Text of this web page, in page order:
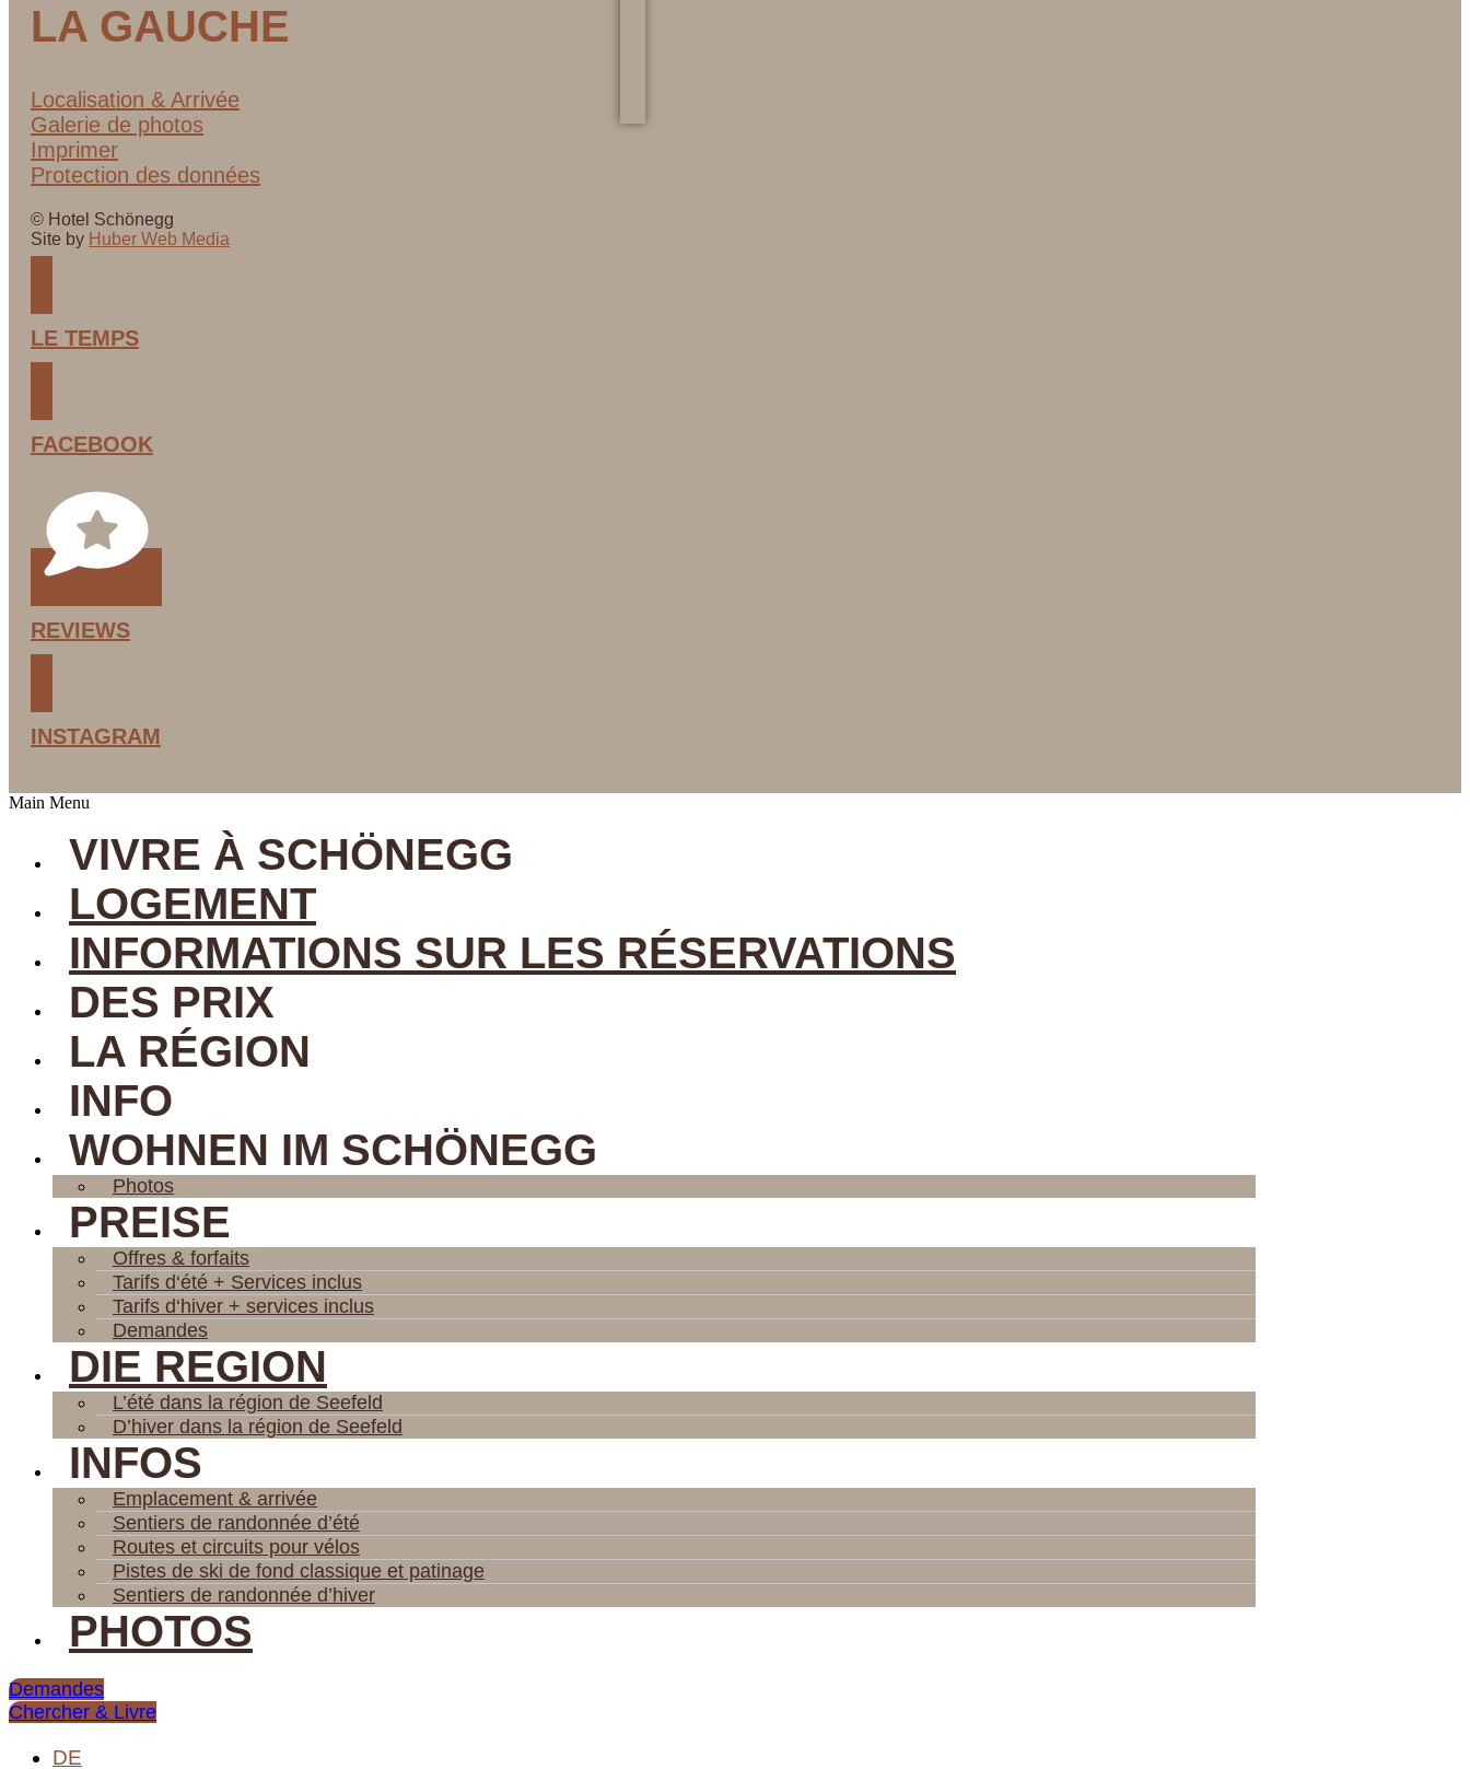
LA GAUCHE
Localisation & Arrivée
Galerie de photos
Imprimer
Protection des données
© Hotel Schönegg
Site by Huber Web Media
LE TEMPS
FACEBOOK
REVIEWS
INSTAGRAM
Main Menu
VIVRE À SCHÖNEGG
LOGEMENT
INFORMATIONS SUR LES RÉSERVATIONS
DES PRIX
LA RÉGION
INFO
WOHNEN IM SCHÖNEGG
Photos
PREISE
Offres & forfaits
Tarifs d‘été + Services inclus
Tarifs d‘hiver + services inclus
Demandes
DIE REGION
L’été dans la région de Seefeld
D’hiver dans la région de Seefeld
INFOS
Emplacement & arrivée
Sentiers de randonnée d’été
Routes et circuits pour vélos
Pistes de ski de fond classique et patinage
Sentiers de randonnée d’hiver
PHOTOS
Demandes
Chercher & Livre
DE